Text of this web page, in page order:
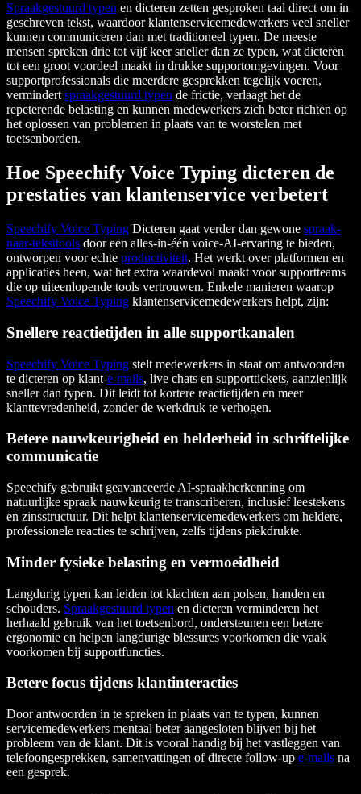
Spraakgestuurd typen en dicteren zetten gesproken taal direct om in
geschreven tekst, waardoor klantenservicemedewerkers veel sneller
kunnen communiceren dan met traditioneel typen. De meeste
mensen spreken drie tot vijf keer sneller dan ze typen, wat dicteren
tot een groot voordeel maakt in drukke supportomgevingen. Voor
supportprofessionals die meerdere gesprekken tegelijk voeren,
vermindertspraakgestuurd typen de frictie, verlaagt het de
repeterende belasting en kunnen medewerkers zich beter richten op
het oplossen van problemen in plaats van te worstelen met
toetsenborden.
Hoe Speechify Voice Typing dicteren de
prestaties van klantenservice verbetert
Speechify Voice Typing Dicteren gaat verder dan gewone spraak-
naar-teksttools door een alles-in-één voice-AI-ervaring te bieden,
ontworpen voor echte productiviteit. Het werkt over platformen en
applicaties heen, wat het extra waardevol maakt voor supportteams
die op uiteenlopende tools vertrouwen. Enkele manieren waarop
Speechify Voice Typing klantenservicemedewerkers helpt, zijn:
Snellere reactietijden in alle supportkanalen
Speechify Voice Typing stelt medewerkers in staat om antwoorden
te dicteren op klant-e-mails, live chats en supporttickets, aanzienlijk
sneller dan typen. Dit leidt tot kortere reactietijden en meer
klanttevredenheid, zonder de werkdruk te verhogen.
Betere nauwkeurigheid en helderheid in schriftelijke
communicatie
Speechify gebruikt geavanceerde AI-spraakherkenning om
natuurlijke spraak nauwkeurig te transcriberen, inclusief leestekens
en zinsstructuur. Dit helpt klantenservicemedewerkers om heldere,
professionele reacties te schrijven, zelfs tijdens piekdrukte.
Minder fysieke belasting en vermoeidheid
Langdurig typen kan leiden tot klachten aan polsen, handen en
schouders. Spraakgestuurd typen en dicteren verminderen het
herhaald gebruik van het toetsenbord, ondersteunen een betere
ergonomie en helpen langdurige blessures voorkomen die vaak
voorkomen bij supportfuncties.
Betere focus tijdens klantinteracties
Door antwoorden in te spreken in plaats van te typen, kunnen
servicemedewerkers mentaal beter aangesloten blijven bij het
probleem van de klant. Dit is vooral handig bij het vastleggen van
telefoongesprekken, samenvattingen of directe follow-up e-mails na
een gesprek.